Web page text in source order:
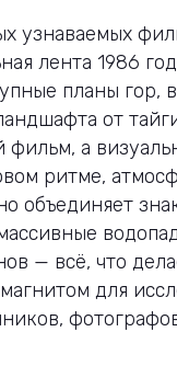
узнаваемых
лента 1986
планы гор,
от
а
ритме,
объединяет
— всё, что
для